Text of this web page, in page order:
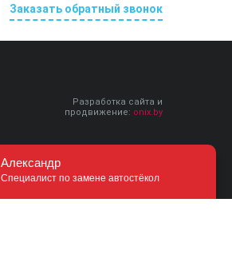
Заказать обратный звонок
Разработка сайта и
продвижение: onix.by
Александр
Специалист по замене автостёкол